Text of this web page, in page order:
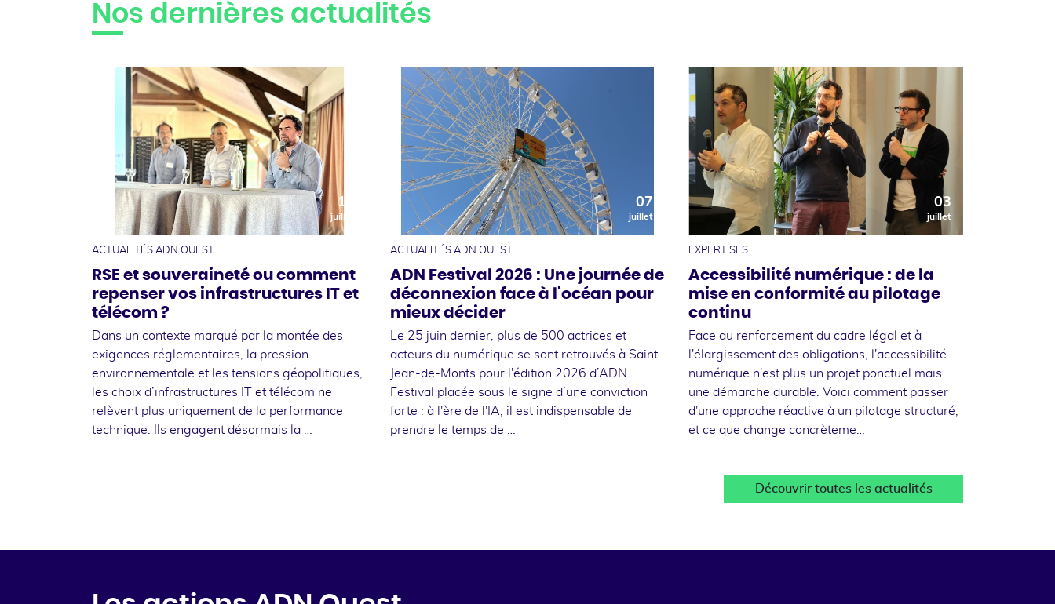
Nos dernières actualités
10
juillet
ACTUALITÉS ADN OUEST
RSE et souveraineté ou comment
repenser vos infrastructures IT et
télécom ?
Dans un contexte marqué par la montée des
exigences réglementaires, la pression
environnementale et les tensions géopolitiques,
les choix d’infrastructures IT et télécom ne
relèvent plus uniquement de la performance
technique. Ils engagent désormais la …
07
juillet
ACTUALITÉS ADN OUEST
ADN Festival 2026 : Une journée de
déconnexion face à l'océan pour
mieux décider
Le 25 juin dernier, plus de 500 actrices et
acteurs du numérique se sont retrouvés à Saint-
Jean-de-Monts pour l'édition 2026 d’ADN
Festival placée sous le signe d’une conviction
forte : à l'ère de l'IA, il est indispensable de
prendre le temps de …
03
juillet
EXPERTISES
Accessibilité numérique : de la
mise en conformité au pilotage
continu
Face au renforcement du cadre légal et à
l'élargissement des obligations, l'accessibilité
numérique n'est plus un projet ponctuel mais
une démarche durable. Voici comment passer
d'une approche réactive à un pilotage structuré,
et ce que change concrèteme…
Découvrir toutes les actualités